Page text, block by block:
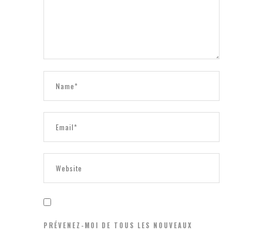
PRÉVENEZ-MOI DE TOUS LES NOUVEAUX